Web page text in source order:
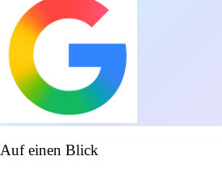
Auf einen Blick